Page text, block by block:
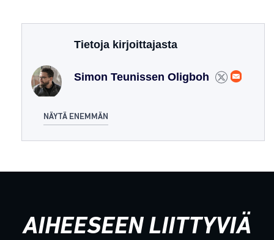
Tietoja kirjoittajasta
Simon Teunissen Oligboh
NÄYTÄ ENEMMÄN
AIHEESEEN LIITTYVIÄ